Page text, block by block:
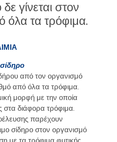
γίνεται στον
όλα τα τρόφιμα.
από τον οργανισμό
από όλα τα τρόφιμα.
μορφή με την οποία
στα διάφορα τρόφιμα.
παρέχουν
σίδηρο στον οργανισμό